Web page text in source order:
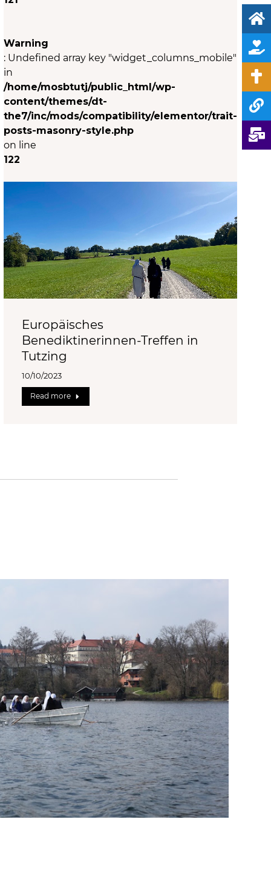
Warning
: Undefined array key "widget_columns_mobile"
in
/home/mosbtutj/public_html/wp-
content/themes/dt-
the7/inc/mods/compatibility/elementor/trait-
posts-masonry-style.php
on line
122
Europäisches
Benediktinerinnen-Treffen in
Tutzing
10/10/2023
Read more